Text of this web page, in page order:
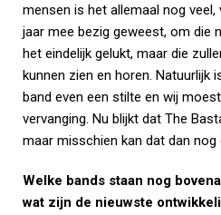
mensen is het allemaal nog veel,
jaar mee bezig geweest, om die
het eindelijk gelukt, maar die
kunnen zien en horen. Natuurlijk
band even een stilte en wij
vervanging. Nu blijkt dat The
maar misschien kan dat dan
Welke bands staan nog
wat zijn de nieuwste